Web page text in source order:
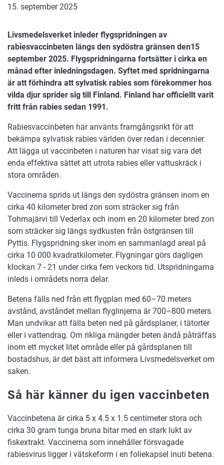
15. september 2025
Livsmedelsverket inleder flygspridningen av
rabiesvaccinbeten längs den sydöstra gränsen den15
september 2025. Flygspridningarna fortsätter i cirka en
månad efter inledningsdagen. Syftet med spridningarna
är att förhindra att sylvatisk rabies som förekommer hos
vilda djur sprider sig till Finland. Finland har officiellt varit
fritt från rabies sedan 1991.
Rabiesvaccinbeten har använts framgångsrikt för att
bekämpa sylvatisk rabies världen över redan i decennier.
Att lägga ut vaccinbeten i naturen har visat sig vara det
enda effektiva sättet att utrota rabies eller vattuskräck i
stora områden.
Vaccinerna sprids ut längs den sydöstra gränsen inom en
cirka 40 kilometer bred zon som sträcker sig från
Tohmajärvi till Vederlax och inom en 20 kilometer bred zon
som sträcker sig längs sydkusten från östgränsen till
Pyttis. Flygspridning sker inom en sammanlagd areal på
cirka 10 000 kvadratkilometer. Flygningar görs dagligen
klockan 7 - 21 under cirka fem veckors tid. Utspridningarna
inleds i områdets norra delar.
Betena fälls ned från ett flygplan med 60–70 meters
avstånd, avståndet mellan flyglinjerna är 700–800 meters.
Man undvikar att fälla beten ned på gårdsplaner, i tätorter
eller i vattendrag. Om rikliga mängder beten ändå påträffas
inom ett mycket litet område eller på gårdsplanen till
bostadshus, är det bäst att informera Livsmedelsverket om
saken.
Så här känner du igen vaccinbeten
Vaccinbetena är cirka 5 x 4.5 x 1.5 centimeter stora och
cirka 30 gram tunga bruna bitar med en stark lukt av
fiskextrakt. Vaccinerna som innehåller försvagade
rabiesvirus ligger i vätskeform i en foliekapsel inuti betena.